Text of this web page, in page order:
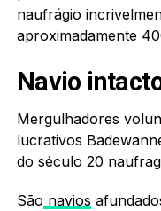
naufrágio
aproximadamente
Navio
Mergulhadores
lucrativos
do século 20
São navios